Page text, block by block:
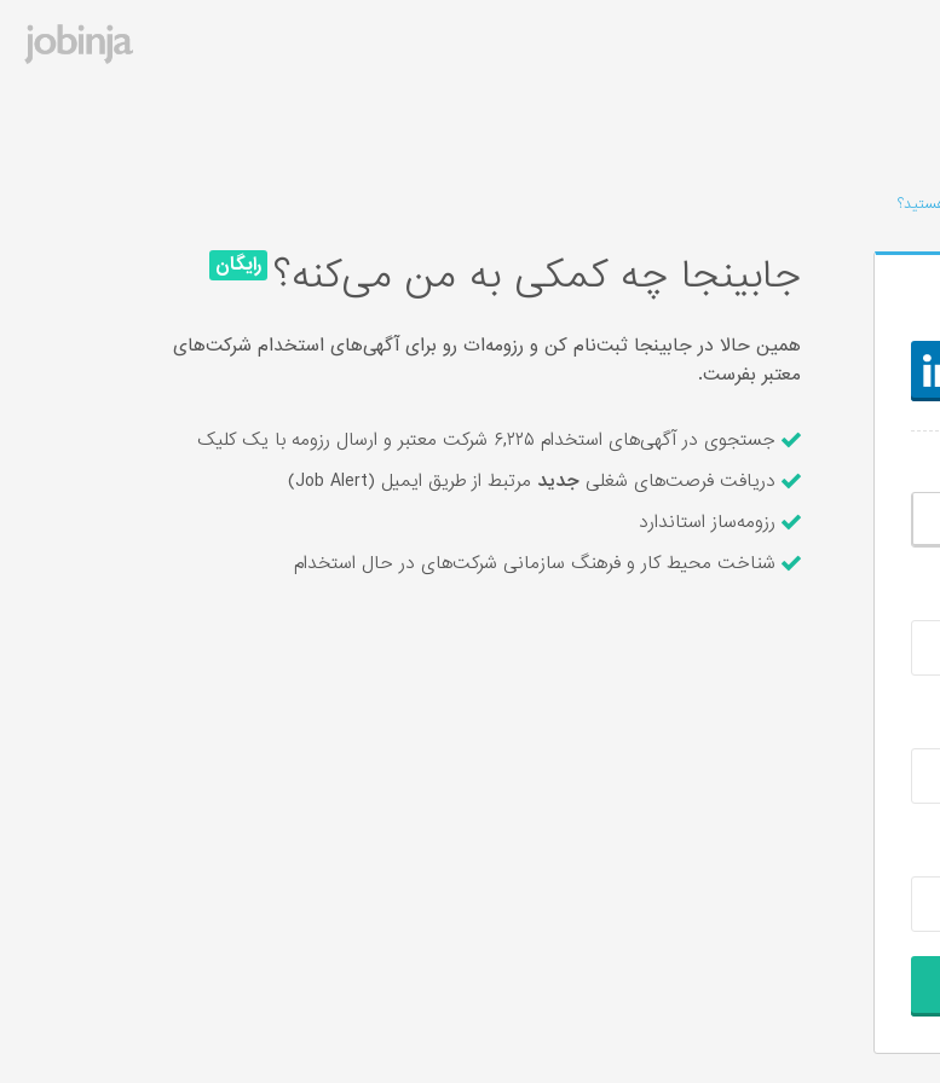
جابینجا چه کمکی به من می‌کنه؟ رایگان
همین حالا در جابینجا ثبت‌نام کن و رزومه‌ات رو برای آگهی‌های استخدام شرکت‌های
معتبر بفرست.
جستجوی در آگهی‌های استخدام ۶,۲۲۵ شرکت معتبر و ارسال رزومه با یک کلیک
دریافت فرصت‌های شغلی جدید مرتبط از طریق ایمیل (Job Alert)
رزومه‌ساز استاندارد
شناخت محیط کار و فرهنگ سازمانی شرکت‌های در حال استخدام